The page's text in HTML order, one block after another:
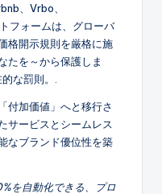
、Vrbo、
フォームは、グローバ
格開示規則を厳格に施
たを～から保護しま
な罰則。.
付加価値」へと移行さ
サービスとシームレス
なブランド優位性を築
を自動化できる、プロ